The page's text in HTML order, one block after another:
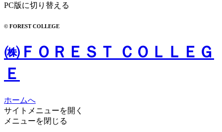
PC版に切り替える
© FOREST COLLEGE
㈱ＦＯＲＥＳＴ ＣＯＬＬＥＧ
Ｅ
ホームへ
サイトメニューを開く
メニューを閉じる